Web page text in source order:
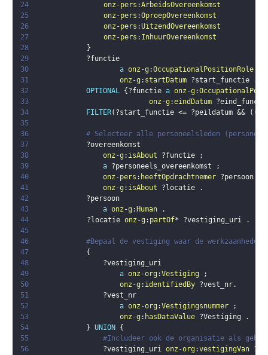
24
onz-pers :ArbeidsOvereenkomst
25
onz-pers :OproepOvereenkomst
26
onz-pers :UitzendOvereenkomst
27
onz-pers : InhuurOvereenkomst
28
}
29
?functie
30
a onz-g :OccupationalPositionRole
31
onz-g : startDatum ?start_functie
.
32
OPTIONAL { ?functie a onz-g :
33
onz-g :eindDatum
34
FILTER( ?start_functie <= ?peildatum && ( (
35
36
# Selecteer alle personeelsleden
37
?overeenkomst
38
onz-g : isAbout ?functie
;
39
a ?personeels_overeenkomst
;
40
onz-pers : heeftOpdrachtnemer ?persoon
41
onz-g : isAbout ?locatie
.
42
?persoon
43
a onz-g : Human
.
44
?locatie onz-g : partOf* ?vestiging_uri
.
45
46
#Bepaal de vestiging waar de
47
{
48
?vestiging_uri
49
a onz-org :Vestiging
;
50
onz-g : identifiedBy ?vest_nr.
51
?vest_nr
52
a onz-org :Vestigingsnummer
;
53
onz-g : hasDataValue ?Vestiging
.
54
} UNION
{
55
#Includeer ook de organisatie als
56
?vestiging_uri onz-org :vestigingVan